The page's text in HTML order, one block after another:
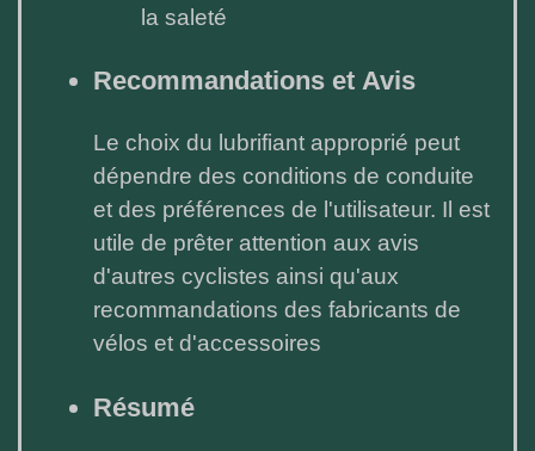
la saleté
Recommandations et Avis
Le choix du lubrifiant approprié peut
dépendre des conditions de conduite
et des préférences de l'utilisateur. Il est
utile de prêter attention aux avis
d'autres cyclistes ainsi qu'aux
recommandations des fabricants de
vélos et d'accessoires
Résumé